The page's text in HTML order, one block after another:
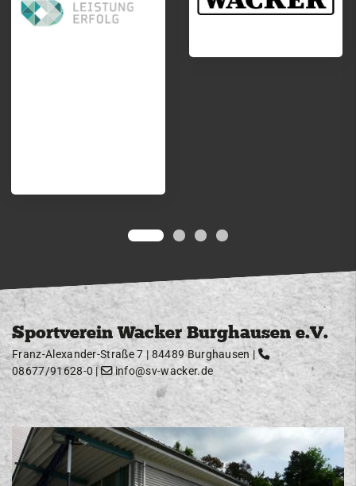
Sportverein Wacker Burghausen e.V.
Franz-Alexander-Straße 7 | 84489 Burghausen |
08677/91628-0 | info@sv-wacker.de